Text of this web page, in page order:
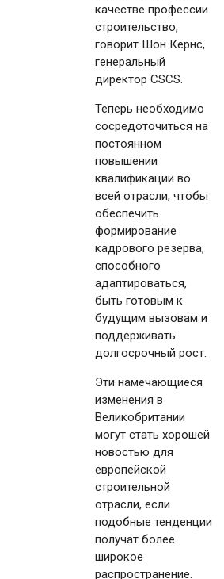
качестве профессии
строительство,
говорит Шон Кернс,
генеральный
директор CSCS.
Теперь необходимо
сосредоточиться на
постоянном
повышении
квалификации во
всей отрасли, чтобы
обеспечить
формирование
кадрового резерва,
способного
адаптироваться,
быть готовым к
будущим вызовам и
поддерживать
долгосрочный рост.
Эти намечающиеся
изменения в
Великобритании
могут стать хорошей
новостью для
европейской
строительной
отрасли, если
подобные тенденции
получат более
широкое
распространение.